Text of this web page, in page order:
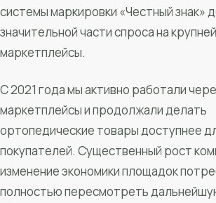
системы маркировки «Честный знак»
значительной части спроса на
маркетплейсы.
С 2021 года мы активно работали
маркетплейсы и продолжали делать
ортопедические товары доступнее
покупателей. Существенный рост
изменение экономики площадок
полностью пересмотреть